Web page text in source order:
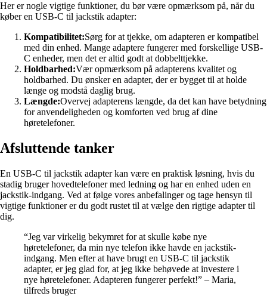
Her er nogle vigtige funktioner, du bør være opmærksom på, når du
køber en USB-C til jackstik adapter:
Kompatibilitet:Sørg for at tjekke, om adapteren er kompatibel
med din enhed. Mange adaptere fungerer med forskellige USB-
C enheder, men det er altid godt at dobbelttjekke.
Holdbarhed:Vær opmærksom på adapterens kvalitet og
holdbarhed. Du ønsker en adapter, der er bygget til at holde
længe og modstå daglig brug.
Længde:Overvej adapterens længde, da det kan have betydning
for anvendeligheden og komforten ved brug af dine
høretelefoner.
Afsluttende tanker
En USB-C til jackstik adapter kan være en praktisk løsning, hvis du
stadig bruger hovedtelefoner med ledning og har en enhed uden en
jackstik-indgang. Ved at følge vores anbefalinger og tage hensyn til
vigtige funktioner er du godt rustet til at vælge den rigtige adapter til
dig.
“Jeg var virkelig bekymret for at skulle købe nye
høretelefoner, da min nye telefon ikke havde en jackstik-
indgang. Men efter at have brugt en USB-C til jackstik
adapter, er jeg glad for, at jeg ikke behøvede at investere i
nye høretelefoner. Adapteren fungerer perfekt!” – Maria,
tilfreds bruger